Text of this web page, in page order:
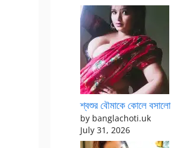
শ্বশুর বৌমাকে কোলে বসালো
by banglachoti.uk
July 31, 2026